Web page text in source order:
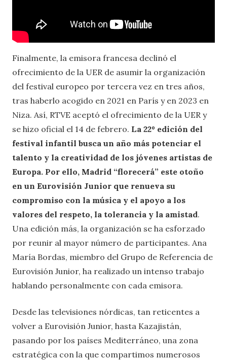
Finalmente, la emisora francesa declinó el
ofrecimiento de la UER de asumir la organización
del festival europeo por tercera vez en tres años,
tras haberlo acogido en 2021 en París y en 2023 en
Niza. Así, RTVE aceptó el ofrecimiento de la UER y
se hizo oficial el 14 de febrero. La 22º edición del
festival infantil busca un año más potenciar el
talento y la creatividad de los jóvenes artistas de
Europa. Por ello, Madrid “florecerá” este otoño
en un Eurovisión Junior que renueva su
compromiso con la música y el apoyo a los
valores del respeto, la tolerancia y la amistad.
Una edición más, la organización se ha esforzado
por reunir al mayor número de participantes. Ana
María Bordas, miembro del Grupo de Referencia de
Eurovisión Junior, ha realizado un intenso trabajo
hablando personalmente con cada emisora.
Desde las televisiones nórdicas, tan reticentes a
volver a Eurovisión Junior, hasta Kazajistán,
pasando por los países Mediterráneo, una zona
estratégica con la que compartimos numerosos